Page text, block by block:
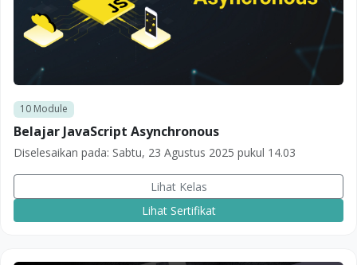
10Module
Belajar JavaScript Asynchronous
Diselesaikan pada: Sabtu, 23 Agustus 2025 pukul 14.03
Lihat Kelas
Lihat Sertifikat